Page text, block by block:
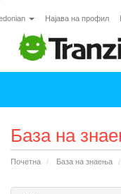
Најава на профил
База на
Почетна База на знаења